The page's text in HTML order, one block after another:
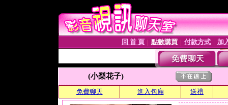
回 首 頁 點數購買│ 付款方式│ 加
(小梨花子)
免費聊天 進入包廂 送禮